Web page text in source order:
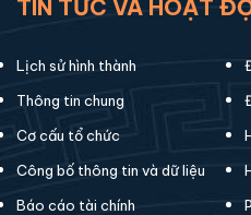
TIN TỨC VÀ HOẠT
Lịch sử hình thành
Thông tin chung
Cơ cấu tổ chức
Công bố thông tin và dữ liệu
Báo cáo tài chính